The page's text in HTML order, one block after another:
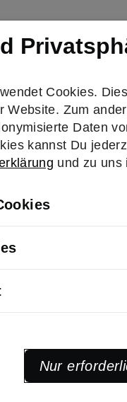
Digitalisierung
Cookies.
Website. Zum
Daten
kannst Du
und zu uns
Nur